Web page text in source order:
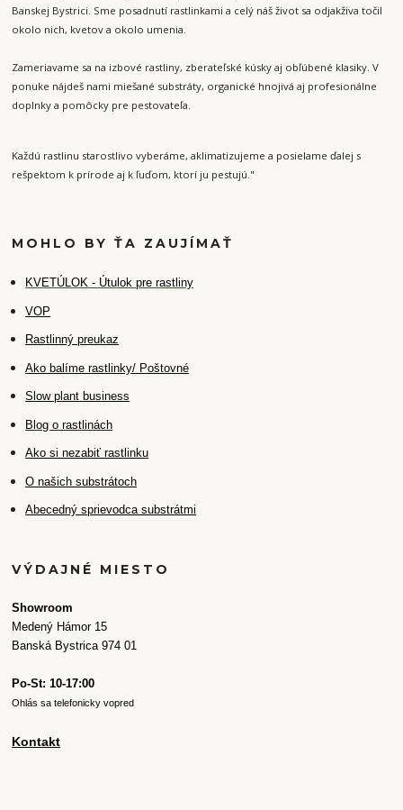
Banskej Bystrici. Sme posadnutí rastlinkami a celý náš život sa odjakživa točil
okolo nich, kvetov a okolo umenia.
Zameriavame sa na izbové rastliny, zberateľské kúsky aj obľúbené klasiky. V
ponuke nájdeš nami miešané substráty, organické hnojivá aj profesionálne
doplnky a pomôcky pre pestovateľa.
Každú rastlinu starostlivo vyberáme, aklimatizujeme a posielame ďalej s
rešpektom k prírode aj k ľuďom, ktorí ju pestujú."
MOHLO BY ŤA ZAUJÍMAŤ
KVETÚLOK - Útulok pre rastliny
VOP
Rastlinný preukaz
Ako balíme rastlinky/ Poštovné
Slow plant business
Blog o rastlinách
Ako si nezabiť rastlinku
O našich substrátoch
Abecedný sprievodca substrátmi
VÝDAJNÉ MIESTO
Showroom
Medený Hámor 15
Banská Bystrica 974 01
Po-St: 10-17:00
Ohlás sa telefonicky vopred
Kontakt